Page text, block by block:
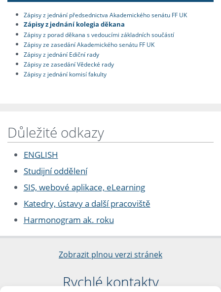
Zápisy z jednání předsednictva Akademického senátu FF UK
Zápisy z jednání kolegia děkana
Zápisy z porad děkana s vedoucími základních součástí
Zápisy ze zasedání Akademického senátu FF UK
Zápisy z jednání Ediční rady
Zápisy ze zasedání Vědecké rady
Zápisy z jednání komisí fakulty
Důležité odkazy
ENGLISH
Studijní oddělení
SIS, webové aplikace, eLearning
Katedry, ústavy a další pracoviště
Harmonogram ak. roku
Zobrazit plnou verzi stránek
Rychlé kontakty